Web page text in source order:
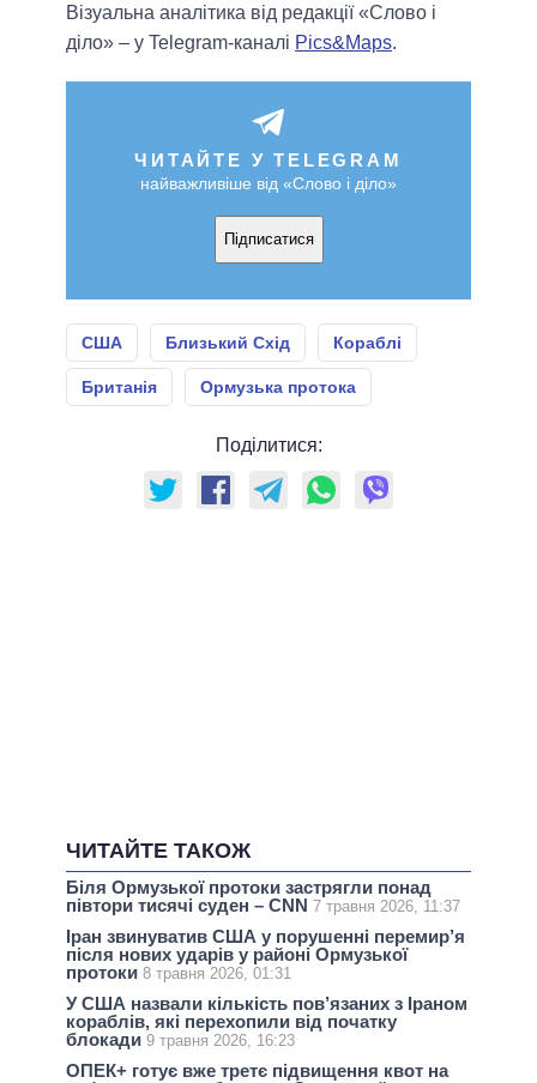
Візуальна аналітика від редакції «Слово і
діло» – у Telegram-каналі Pics&Maps.
ЧИТАЙТЕ У TELEGRAM
найважливіше від «Слово і діло»
Підписатися
США Близький Схід Кораблі
Британія Ормузька протока
Поділитися:
ЧИТАЙТЕ ТАКОЖ
Біля Ормузької протоки застрягли понад
півтори тисячі суден – CNN 7 травня 2026, 11:37
Іран звинуватив США у порушенні перемир’я
після нових ударів у районі Ормузької
протоки 8 травня 2026, 01:31
У США назвали кількість пов’язаних з Іраном
кораблів, які перехопили від початку
блокади 9 травня 2026, 16:23
ОПЕК+ готує вже третє підвищення квот на